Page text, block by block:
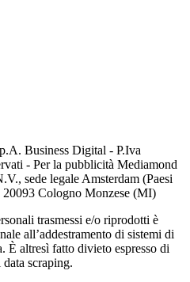
Business Digital - P.Iva
- Per la pubblicità Mediamond
sede legale Amsterdam (Paesi
Cologno Monzese (MI)
trasmessi e/o riprodotti è
all’addestramento di sistemi di
È altresì fatto divieto espresso di
scraping.